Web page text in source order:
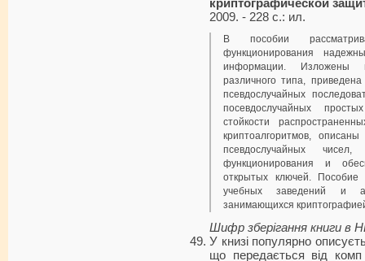
криптографической
2009. - 228 с.: ил.
В пособии
функционирования
информации. Изложены
различного типа,
псевдослучайных
посевдослучайных
стойкости
криптоалгоритмов,
псевдослучайных
функционирования и
открытых ключей. Пособие
учебных заведений и
занимающихся
Шифр зберігання книги в
У книзі популярно
що передається від